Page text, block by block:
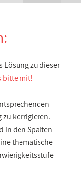
Lösung zu dieser
bitte mit!
zu korrigieren.
in den Spalten
thematische